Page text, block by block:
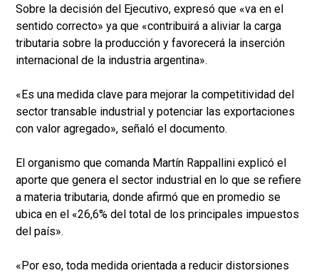
Sobre la decisión del Ejecutivo, expresó que «va en el
sentido correcto» ya que «contribuirá a aliviar la carga
tributaria sobre la producción y favorecerá la inserción
internacional de la industria argentina».
«Es una medida clave para mejorar la competitividad del
sector transable industrial y potenciar las exportaciones
con valor agregado», señaló el documento.
El organismo que comanda Martín Rappallini explicó el
aporte que genera el sector industrial en lo que se refiere
a materia tributaria, donde afirmó que en promedio se
ubica en el «26,6% del total de los principales impuestos
del país».
«Por eso, toda medida orientada a reducir distorsiones